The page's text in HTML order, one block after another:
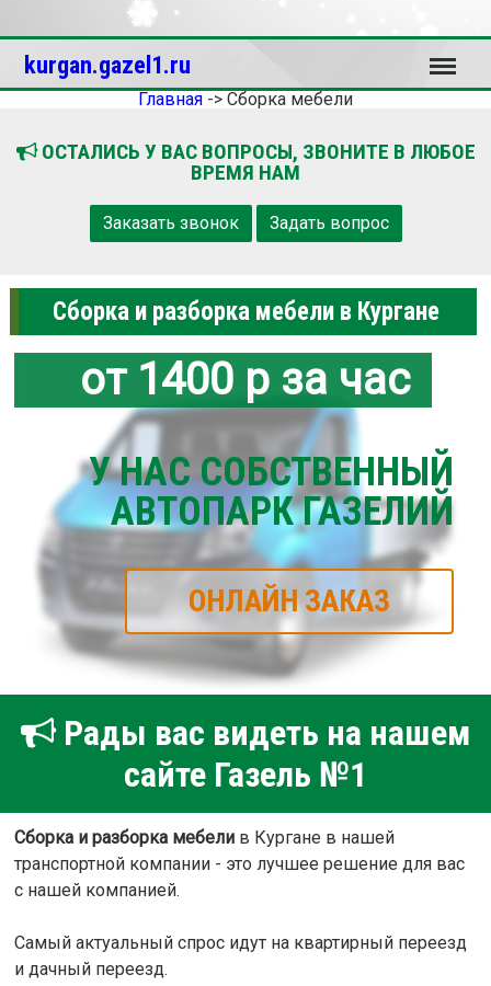
kurgan.gazel1.ru Меню
Главная -> Сборка мебели
ОСТАЛИСЬ У ВАС ВОПРОСЫ, ЗВОНИТЕ В ЛЮБОЕ
ВРЕМЯ НАМ
Заказать звонок Задать вопрос
Сборка и разборка мебели в Кургане
от 1400 р за час
У НАС СОБСТВЕННЫЙ
АВТОПАРК ГАЗЕЛИЙ
ОНЛАЙН ЗАКАЗ
Рады вас видеть на нашем
сайте Газель №1
Сборка и разборка мебелив Кургане в нашей
транспортной компании - это лучшее решение для вас
с нашей компанией.
Самый актуальный спрос идут на квартирный переезд
и дачный переезд.